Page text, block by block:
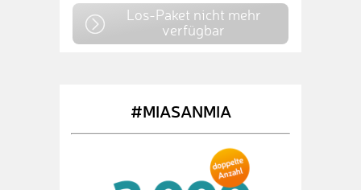
Los-Paket nicht mehr
verfügbar
#MIASANMIA